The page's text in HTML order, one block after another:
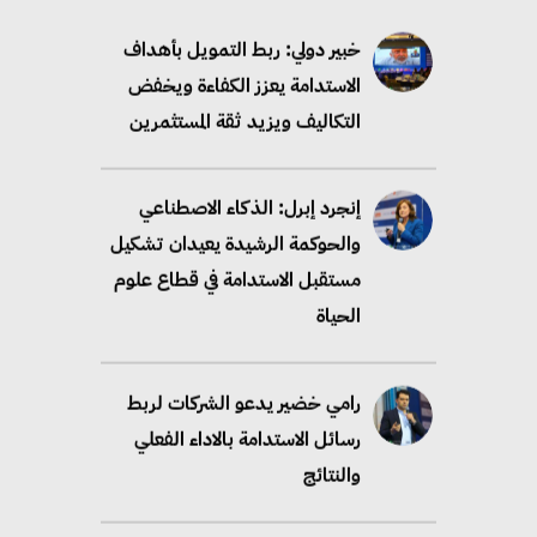
خبير دولي: ربط التمويل بأهداف
الاستدامة يعزز الكفاءة ويخفض
التكاليف ويزيد ثقة المستثمرين
إنجرد إبرل: الذكاء الاصطناعي
والحوكمة الرشيدة يعيدان تشكيل
مستقبل الاستدامة في قطاع علوم
الحياة
رامي خضير يدعو الشركات لربط
رسائل الاستدامة بالاداء الفعلي
والنتائج